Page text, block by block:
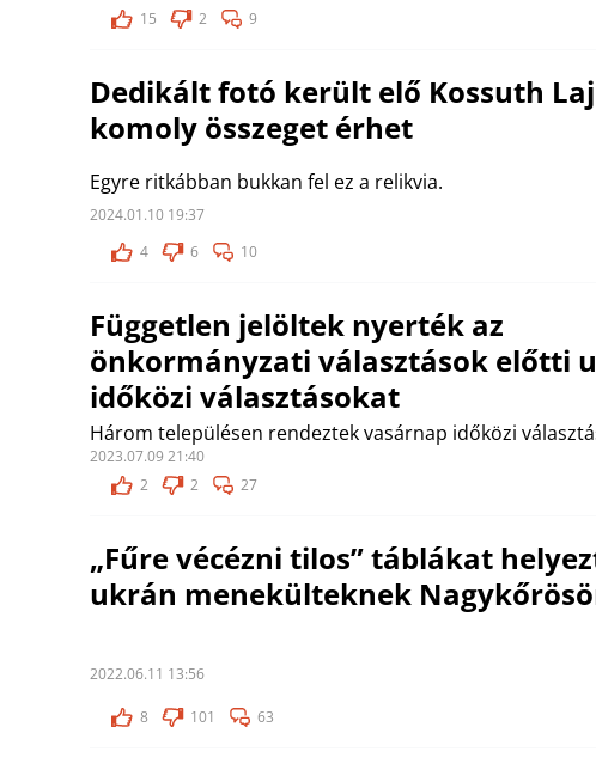
15
2 9
Dedikált fotó került elő Kossuth
komoly összeget érhet
Egyre ritkábban bukkan fel ez a relikvia.
2024.01.10 19:37
4
6 10
Független jelöltek nyerték az
önkormányzati választások előtti
időközi választásokat
Három településen rendeztek vasárnap időközi
2023.07.09 21:40
2
2 27
„Fűre vécézni tilos” táblákat
ukrán menekülteknek
2022.06.11 13:56
8 101 63